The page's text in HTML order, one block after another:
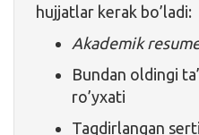
hujjatlar kerak bo’ladi:
Akademik
Bundan oldingi
ro’yxati
Taqdirlangan